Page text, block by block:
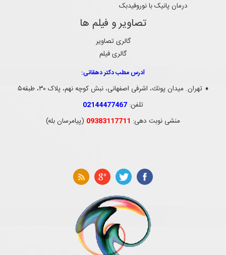
درمان پانیک با نوروفیدبک
تصاویر و فیلم ها
گالری تصاویر
گالری فیلم
آدرس مطب دکتر دهقانی:
♦ تهران. ميدان پونك، اشرفی اصفهانی، نبش کوچه نهم، پلاک ۳۰، طبقه۵
تلفن: 02144477467
منشی نوبت دهی: 09383117711 (پیامرسان بله)